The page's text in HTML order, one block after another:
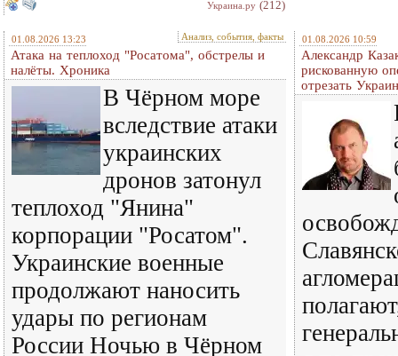
Украина.ру (212)
01.08.2026 13:23 Анализ, события, факты
Атака на теплоход "Росатома", обстрелы и
налёты. Хроника
В Чёрном море
вследствие атаки
украинских
дронов затонул
теплоход "Янина"
корпорации "Росатом".
Украинские военные
продолжают наносить
удары по регионам
России Ночью в Чёрном
01.08.2026 10:59
Александр
рискованную
отрезать